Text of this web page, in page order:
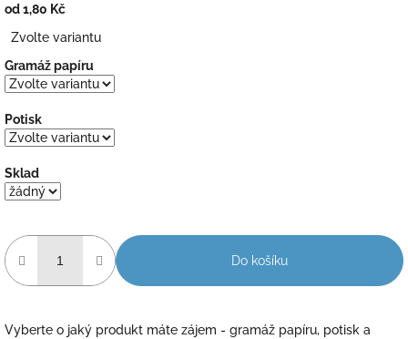
od1,80 Kč
cena:
Zvolte variantu
Gramáž papíru
Potisk
Sklad
Do košíku
Vyberte o jaký produkt máte zájem - gramáž papíru, potisk a